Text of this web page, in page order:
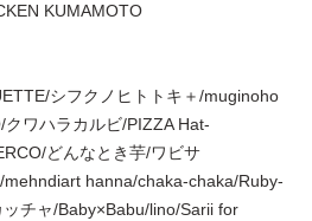
KUMAMOTO
シフクノヒトトキ＋/muginoho
ワハラカルビ/PIZZA Hat-
どんなとき芋/ワビサ
mehndiart hanna/chaka-chaka/Ruby-
チャ/Baby×Babu/lino/Sarii for